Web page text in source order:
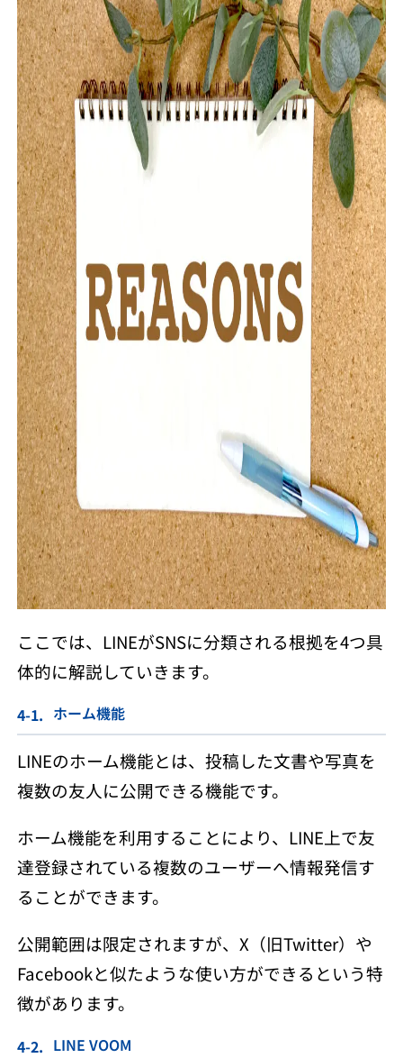
ここでは、LINEがSNSに分類される根拠を4つ具
体的に解説していきます。
ホーム機能
LINEのホーム機能とは、投稿した文書や写真を
複数の友人に公開できる機能です。
ホーム機能を利用することにより、LINE上で友
達登録されている複数のユーザーへ情報発信す
ることができます。
公開範囲は限定されますが、X（旧Twitter）や
Facebookと似たような使い方ができるという特
徴があります。
LINE VOOM